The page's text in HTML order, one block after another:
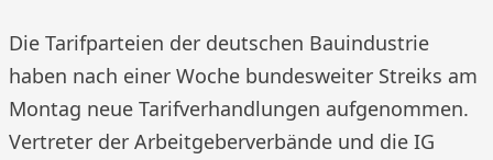
Die Tarifparteien der deutschen Bauindustrie
haben nach einer Woche bundesweiter Streiks am
Montag neue Tarifverhandlungen aufgenommen.
Vertreter der Arbeitgeberverbände und die IG